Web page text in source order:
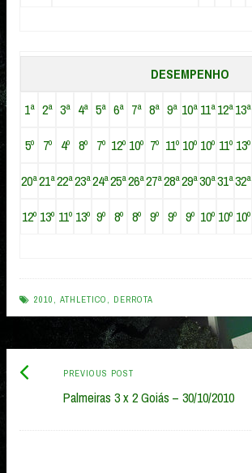
DESEMPENHO
1ª 2ª 3ª 4ª 5ª 6ª 7ª 8ª 9ª 10ª11ª12ª13ª
5º 7º 4º 8º 7º 12º 10º 7º 11º 10º 10º 11º 13º
20ª21ª22ª23ª24ª25ª26ª27ª28ª29ª30ª31ª32ª
12º 13º 11º 13º 9º 8º 8º 9º 9º 9º 10º 10º 10º
2010 ATHLETICO DERROTA
Post
navigation
PREVIOUS POSTPrevious
post:
Palmeiras 3 x 2 Goiás – 30/10/2010